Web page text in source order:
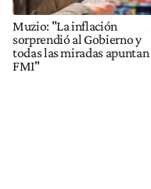
Muzio: "La inflación
sorprendió al Gobierno y
todas las miradas apuntan
FMI"